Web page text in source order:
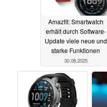
Amazfit: Smartwatch
erhält durch Software-
Update viele neue und
starke Funktionen
30.08.2025